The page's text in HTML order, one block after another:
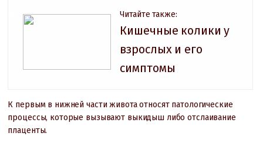
Читайте также:
Кишечные колики у
взрослых и его
симптомы
К первым в нижней части живота относят патологические
процессы, которые вызывают выкидыш либо отслаивание
плаценты.